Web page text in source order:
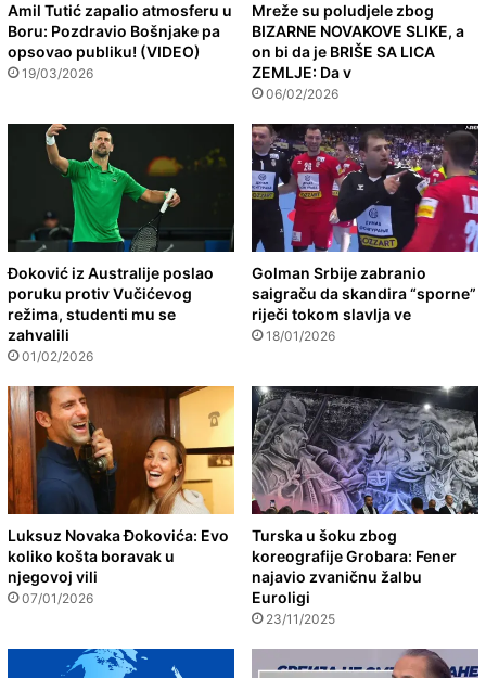
Amil Tutić zapalio atmosferu u
Boru: Pozdravio Bošnjake pa
opsovao publiku! (VIDEO)
19/03/2026
Mreže su poludjele zbog
BIZARNE NOVAKOVE SLIKE, a
on bi da je BRIŠE SA LICA
ZEMLJE: Da v
06/02/2026
Đoković iz Australije poslao
poruku protiv Vučićevog
režima, studenti mu se
zahvalili
01/02/2026
Golman Srbije zabranio
saigraču da skandira “sporne”
riječi tokom slavlja ve
18/01/2026
Luksuz Novaka Đokovića: Evo
koliko košta boravak u
njegovoj vili
07/01/2026
Turska u šoku zbog
koreografije Grobara: Fener
najavio zvaničnu žalbu
Euroligi
23/11/2025